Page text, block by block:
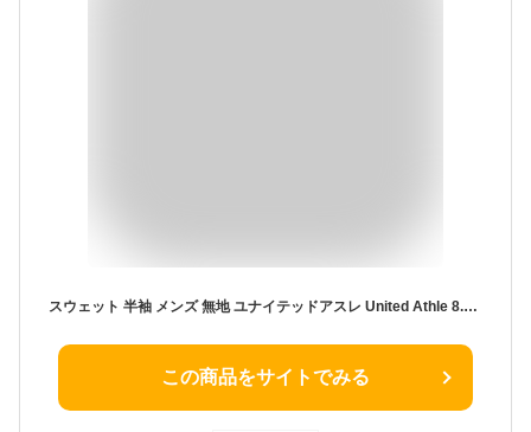
スウェット 半袖 メンズ 無地 ユナイテッドアスレ United Athle 8.2オンス 5198-01 ショートスリーブ プルオーバー 裏パイル 裏毛 レディース トレーナー 重ね着 レイヤード ベスト トップス 春 秋 冬 夏服 白 黒 紺 グレー 大きいサイズ ティーシャツ ブランド
この商品をサイトでみる